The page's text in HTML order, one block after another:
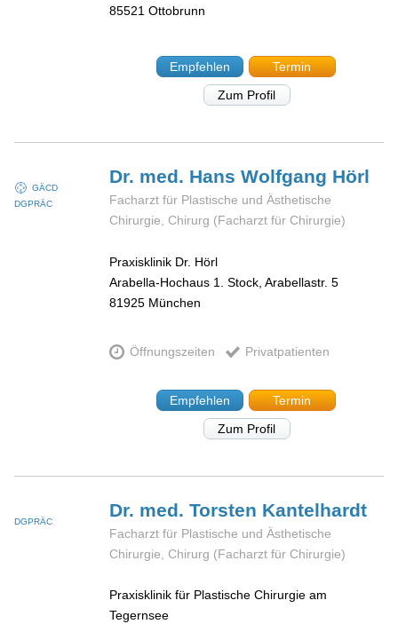
85521 Ottobrunn
Empfehlen
Termin
Zum Profil
GÄCD
DGPRÄC
Dr. med. Hans Wolfgang Hörl
Facharzt für Plastische und Ästhetische
Chirurgie, Chirurg (Facharzt für Chirurgie)
Praxisklinik Dr. Hörl
Arabella-Hochaus 1. Stock, Arabellastr. 5
81925 München
Öffnungszeiten Privatpatienten
Empfehlen
Termin
Zum Profil
DGPRÄC
Dr. med. Torsten Kantelhardt
Facharzt für Plastische und Ästhetische
Chirurgie, Chirurg (Facharzt für Chirurgie)
Praxisklinik für Plastische Chirurgie am
Tegernsee